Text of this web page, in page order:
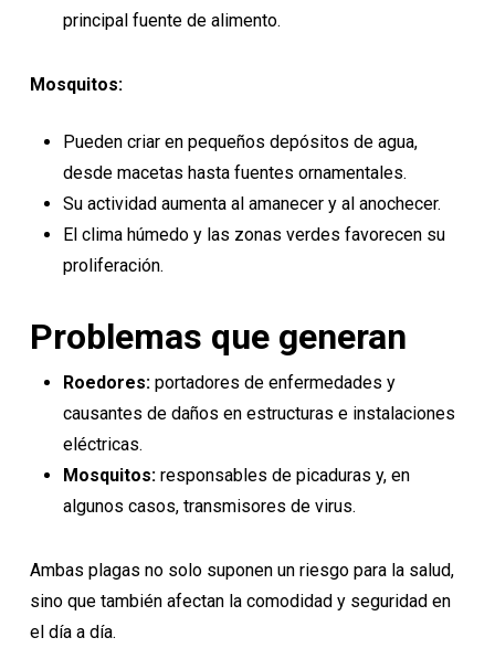
principal fuente de alimento.
Mosquitos:
Pueden criar en pequeños depósitos de agua,
desde macetas hasta fuentes ornamentales.
Su actividad aumenta al amanecer y al anochecer.
El clima húmedo y las zonas verdes favorecen su
proliferación.
Problemas que generan
Roedores:portadores de enfermedades y
causantes de daños en estructuras e instalaciones
eléctricas.
Mosquitos:responsables de picaduras y, en
algunos casos, transmisores de virus.
Ambas plagas no solo suponen un riesgo para la salud,
sino que también afectan la comodidad y seguridad en
el día a día.